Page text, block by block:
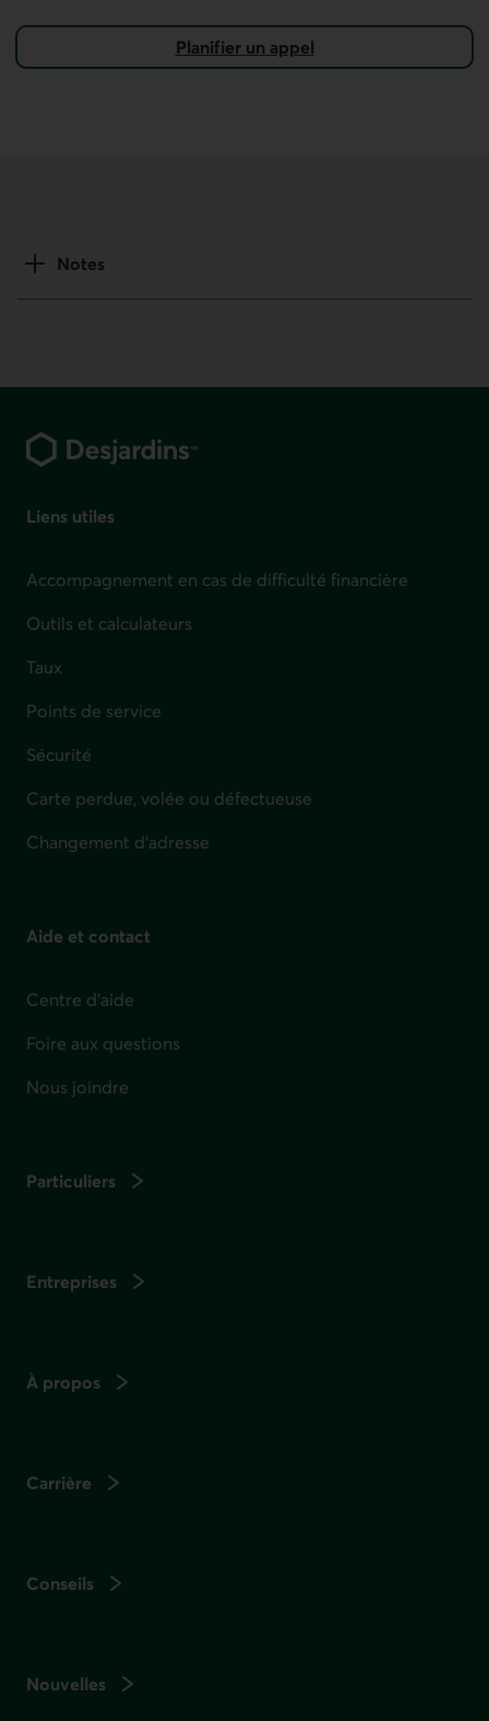
Planifier un appel
Notes
Liens utiles
Accompagnement en cas de difficulté financière
Outils et calculateurs
Taux
Points de service
Sécurité
Carte perdue, volée ou défectueuse
Changement d'adresse
Aide et contact
Centre d'aide
Foire aux questions
Nous joindre
Particuliers
Entreprises
À propos
Carrière
Conseils
Nouvelles